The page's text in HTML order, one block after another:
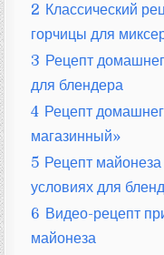
2 Классический
горчицы для
3 Рецепт
для блендера
4 Рецепт
магазинный»
5 Рецепт
условиях для
6 Видео-рецепт
майонеза